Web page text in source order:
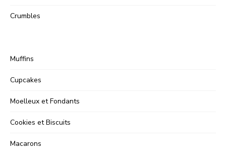
Crumbles
Muffins
Cupcakes
Moelleux et Fondants
Cookies et Biscuits
Macarons